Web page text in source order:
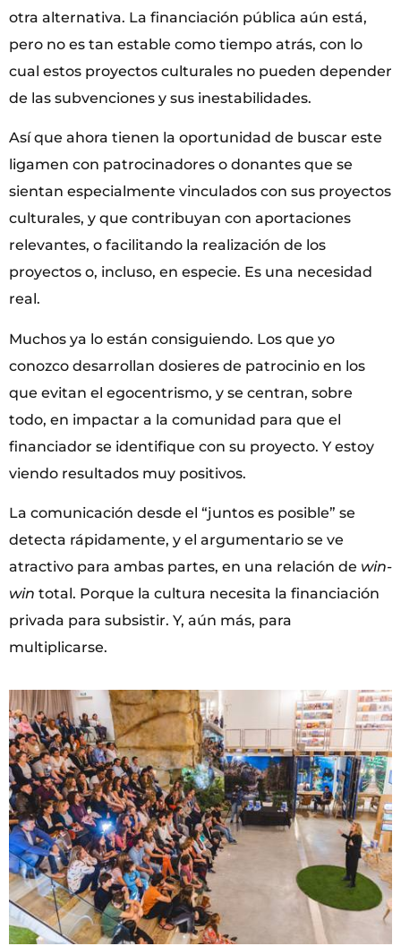
otra alternativa. La financiación pública aún está,
pero no es tan estable como tiempo atrás, con lo
cual estos proyectos culturales no pueden depender
de las subvenciones y sus inestabilidades.
Así que ahora tienen la oportunidad de buscar este
ligamen con patrocinadores o donantes que se
sientan especialmente vinculados con sus proyectos
culturales, y que contribuyan con aportaciones
relevantes, o facilitando la realización de los
proyectos o, incluso, en especie. Es una necesidad
real.
Muchos ya lo están consiguiendo. Los que yo
conozco desarrollan dosieres de patrocinio en los
que evitan el egocentrismo, y se centran, sobre
todo, en impactar a la comunidad para que el
financiador se identifique con su proyecto. Y estoy
viendo resultados muy positivos.
La comunicación desde el “juntos es posible” se
detecta rápidamente, y el argumentario se ve
atractivo para ambas partes, en una relación de win-
win total. Porque la cultura necesita la financiación
privada para subsistir. Y, aún más, para
multiplicarse.